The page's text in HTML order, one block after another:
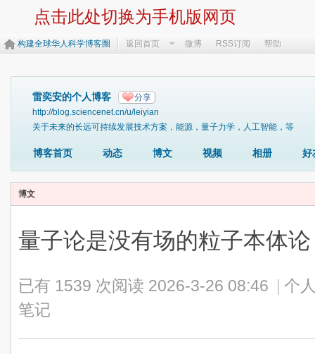
点击此处切换为手机版网页
构建全球华人科学博客圈 返回首页 微博 RSS订阅 帮助
雷奕安的个人博客 分享
http://blog.sciencenet.cn/u/leiyian
关于未来的长远可持续发展技术方案，能源，量子力学，人工智能，等
博客首页 动态 博文 视频 相册 好
博文
量子论是没有场的粒子本体论
已有 1539 次阅读 2026-3-26 08:46
个
笔记